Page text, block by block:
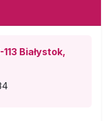
Białystok,